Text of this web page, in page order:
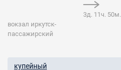
вокзал иркутск-
пассажирский
3д. 11ч. 50м.
купейный